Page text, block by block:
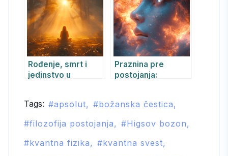
Rođenje, smrt i
jedinstvo u
i samadhi svesti
Praznina pre
postojanja:
kao beskonačna
Tags: apsolut
božanska čestica
filozofija postojanja
Higsov bozon
kvantna fizika
kvantna svest